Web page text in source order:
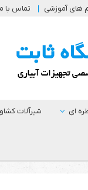
های آموزشی تماس با
ای شیرآلات